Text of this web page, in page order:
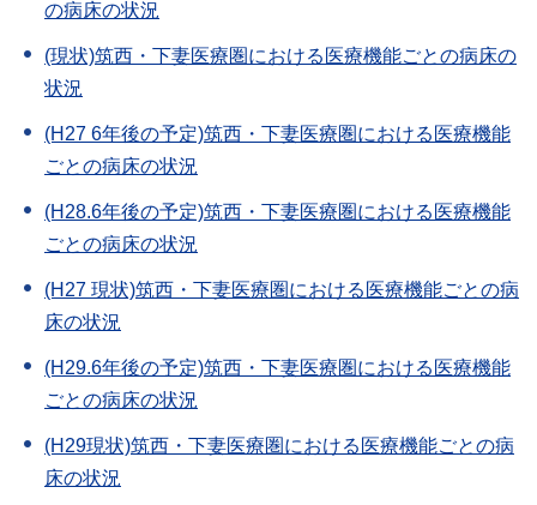
の病床の状況
(現状)筑西・下妻医療圏における医療機能ごとの病床の
状況
(H27 6年後の予定)筑西・下妻医療圏における医療機能
ごとの病床の状況
(H28.6年後の予定)筑西・下妻医療圏における医療機能
ごとの病床の状況
(H27 現状)筑西・下妻医療圏における医療機能ごとの病
床の状況
(H29.6年後の予定)筑西・下妻医療圏における医療機能
ごとの病床の状況
(H29現状)筑西・下妻医療圏における医療機能ごとの病
床の状況